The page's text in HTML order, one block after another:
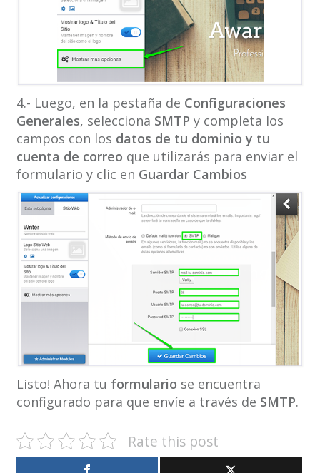
4.- Luego, en la pestaña de Configuraciones
Generales, selecciona SMTP y completa los
campos con los datos de tu dominio y tu
cuenta de correo que utilizarás para enviar el
formulario y clic en Guardar Cambios
Listo! Ahora tu formulario se encuentra
configurado para que envíe a través de SMTP.
Rate this post